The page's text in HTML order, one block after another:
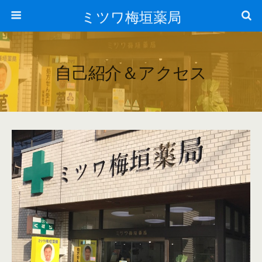
ミツワ梅垣薬局
自己紹介＆アクセス